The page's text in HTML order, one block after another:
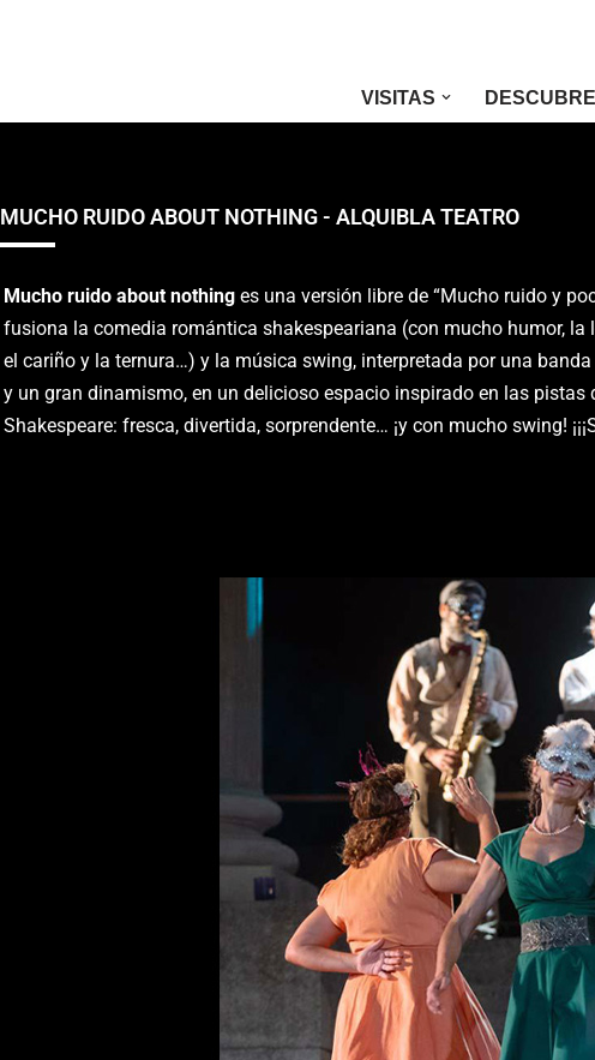
VISITAS
MUCHO RUIDO ABOUT NOTHING - ALQUIBLA TEATRO
Mucho ruido about nothing es una versión libre de “Mucho ruido y
fusiona la comedia romántica shakespeariana (con mucho humor,
el cariño y la ternura…) y la música swing, interpretada por una
y un gran dinamismo, en un delicioso espacio inspirado en las
Shakespeare: fresca, divertida, sorprendente… ¡y con mucho swing!